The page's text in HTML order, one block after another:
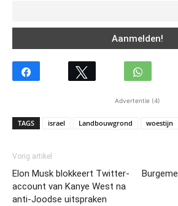
Advertentie (4)
TAGS israel Landbouwgrond woestijn
Vorig artikel
Elon Musk blokkeert Twitter-
account van Kanye West na
anti-Joodse uitspraken